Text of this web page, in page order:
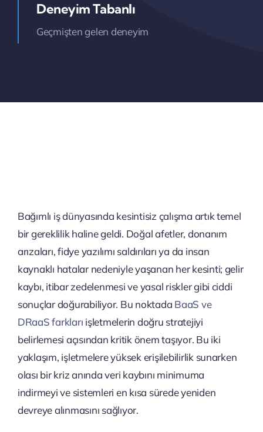
Deneyim Tabanlı
Geçmişten gelen deneyim
Bağımlı iş dünyasında kesintisiz çalışma artık temel
bir gereklilik haline geldi. Doğal afetler, donanım
arızaları, fidye yazılımı saldırıları ya da insan
kaynaklı hatalar nedeniyle yaşanan her kesinti; gelir
kaybı, itibar zedelenmesi ve yasal riskler gibi ciddi
sonuçlar doğurabiliyor. Bu noktada BaaS ve
DRaaS farkları işletmelerin doğru stratejiyi
belirlemesi açısından kritik önem taşıyor. Bu iki
yaklaşım, işletmelere yüksek erişilebilirlik sunarken
olası bir kriz anında veri kaybını minimuma
indirmeyi ve sistemleri en kısa sürede yeniden
devreye alınmasını sağlıyor.